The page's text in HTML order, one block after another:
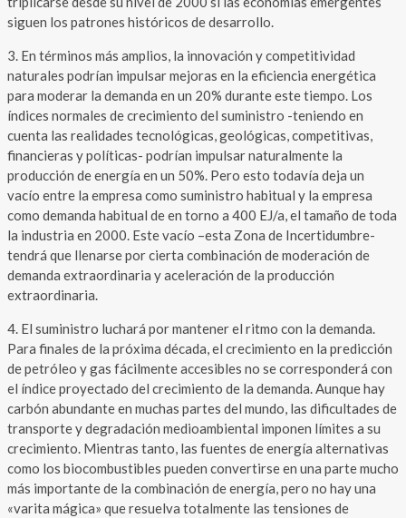
siguen los patrones históricos de desarrollo.
3. En términos más amplios, la innovación y competitividad
naturales podrían impulsar mejoras en la eficiencia energética
para moderar la demanda en un 20% durante este tiempo. Los
índices normales de crecimiento del suministro -teniendo en
cuenta las realidades tecnológicas, geológicas, competitivas,
financieras y políticas- podrían impulsar naturalmente la
producción de energía en un 50%. Pero esto todavía deja un
vacío entre la empresa como suministro habitual y la empresa
como demanda habitual de en torno a 400 EJ/a, el tamaño de toda
la industria en 2000. Este vacío –esta Zona de Incertidumbre-
tendrá que llenarse por cierta combinación de moderación de
demanda extraordinaria y aceleración de la producción
extraordinaria.
4. El suministro luchará por mantener el ritmo con la demanda.
Para finales de la próxima década, el crecimiento en la predicción
de petróleo y gas fácilmente accesibles no se corresponderá con
el índice proyectado del crecimiento de la demanda. Aunque hay
carbón abundante en muchas partes del mundo, las dificultades de
transporte y degradación medioambiental imponen límites a su
crecimiento. Mientras tanto, las fuentes de energía alternativas
como los biocombustibles pueden convertirse en una parte mucho
más importante de la combinación de energía, pero no hay una
«varita mágica» que resuelva totalmente las tensiones de